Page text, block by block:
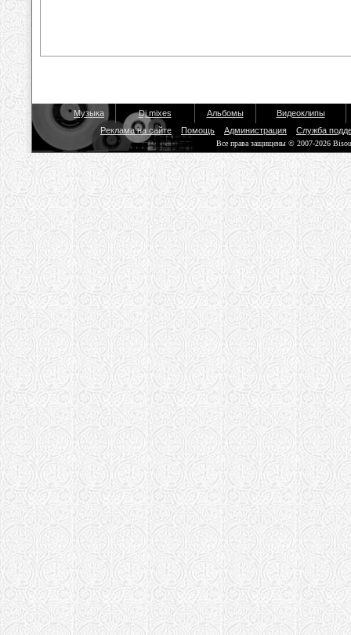
Музыка Dj mixes Альбомы
Видеоклипы
Реклама на сайте
Помощь Администрация Служба
Все права защищены © 2007-2026